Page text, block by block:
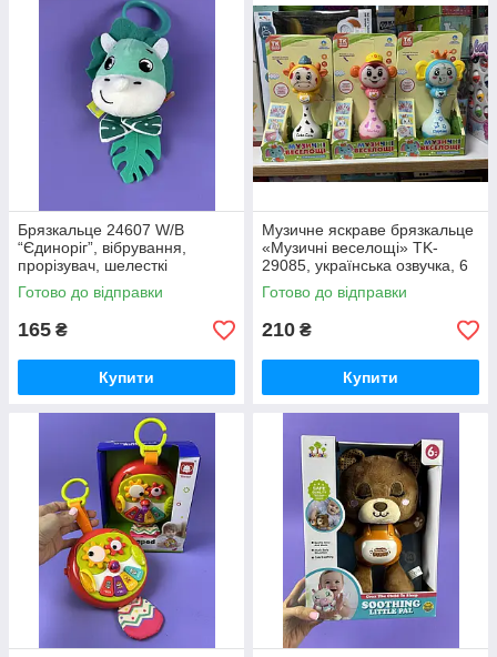
Брязкальце 24607 W/B
“Єдиноріг”, вібрування,
прорізувач, шелесткі
елементи, кільце-тримач, в
пакеті
Готово до відправки
165 ₴
Купити
Музичне яскраве брязкальце
«Музичні веселощі» TK-
29085, українська озвучка, 6
видів
Готово до відправки
210 ₴
Купити